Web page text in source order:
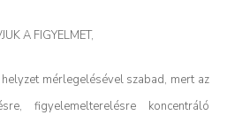
A FIGYELMET,
mérlegelésével szabad, mert az
figyelemelterelésre koncentráló